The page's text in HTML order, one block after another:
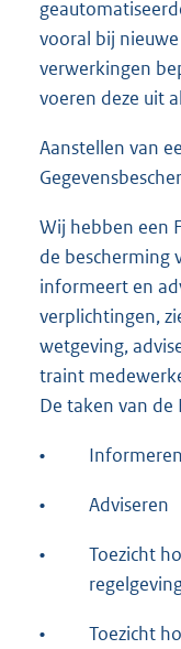
vooral bij
verwerkingen
voeren deze uit
Aanstellen van
Wij hebben een
de bescherming
informeert en
verplichtingen,
wetgeving,
traint
De taken van de
• Informeren
• Adviseren
•
Toezicht
• Toezicht